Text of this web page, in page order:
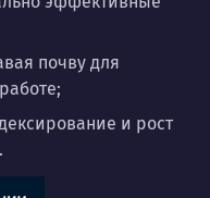
почву для
и рост